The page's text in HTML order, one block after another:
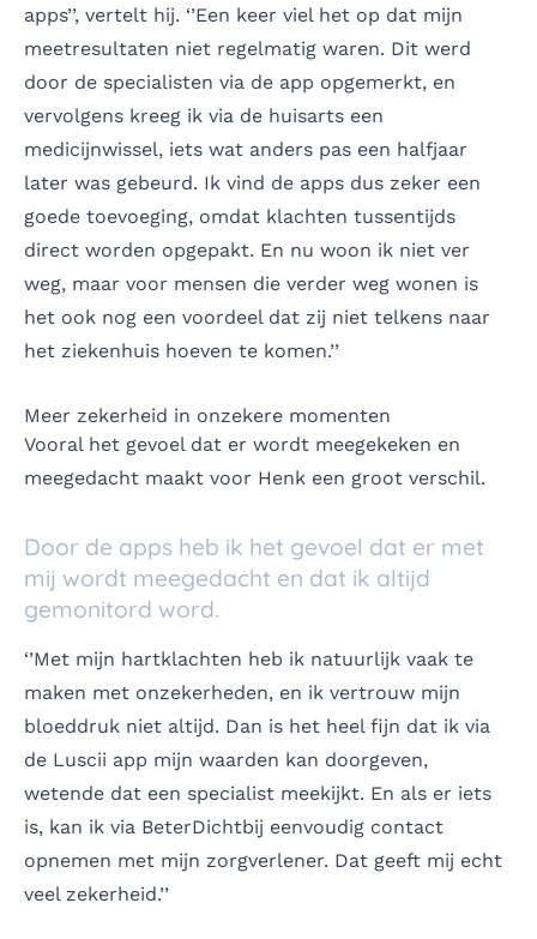
apps’’, vertelt hij. ‘’Een keer viel het op dat mijn
meetresultaten niet regelmatig waren. Dit werd
door de specialisten via de app opgemerkt, en
vervolgens kreeg ik via de huisarts een
medicijnwissel, iets wat anders pas een halfjaar
later was gebeurd. Ik vind de apps dus zeker een
goede toevoeging, omdat klachten tussentijds
direct worden opgepakt. En nu woon ik niet ver
weg, maar voor mensen die verder weg wonen is
het ook nog een voordeel dat zij niet telkens naar
het ziekenhuis hoeven te komen.’’
Meer zekerheid in onzekere momenten
Vooral het gevoel dat er wordt meegekeken en
meegedacht maakt voor Henk een groot verschil.
Door de apps heb ik het gevoel dat er met
mij wordt meegedacht en dat ik altijd
gemonitord word.
‘’Met mijn hartklachten heb ik natuurlijk vaak te
maken met onzekerheden, en ik vertrouw mijn
bloeddruk niet altijd. Dan is het heel fijn dat ik via
de Luscii app mijn waarden kan doorgeven,
wetende dat een specialist meekijkt. En als er iets
is, kan ik via BeterDichtbij eenvoudig contact
opnemen met mijn zorgverlener. Dat geeft mij echt
veel zekerheid.’’